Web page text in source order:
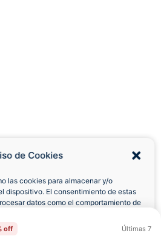
de Cookies
las cookies para almacenar y/o
dispositivo. El consentimiento de estas
datos como el comportamiento de
afectar negativamente a ciertas
off Últimas 7
Devolución 7 Días